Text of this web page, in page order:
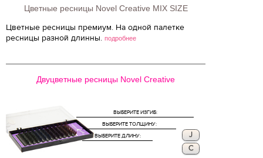
Цветные ресницы Novel Creative MIX SIZE
Цветные ресницы премиум. На одной палетке
ресницы разной длинны. подробнее
Двуцветные ресницы Novel Creative
ВЫБЕРИТЕ ИЗГИБ:
ВЫБЕРИТЕ ТОЛЩИНУ:
ВЫБЕРИТЕ ДЛИНУ:
J
C